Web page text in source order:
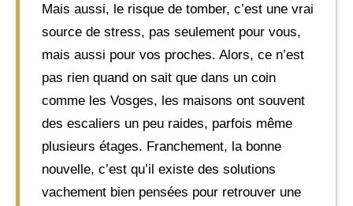
Mais aussi, le risque de tomber, c’est une vrai
source de stress, pas seulement pour vous,
mais aussi pour vos proches. Alors, ce n’est
pas rien quand on sait que dans un coin
comme les Vosges, les maisons ont souvent
des escaliers un peu raides, parfois même
plusieurs étages. Franchement, la bonne
nouvelle, c’est qu’il existe des solutions
vachement bien pensées pour retrouver une